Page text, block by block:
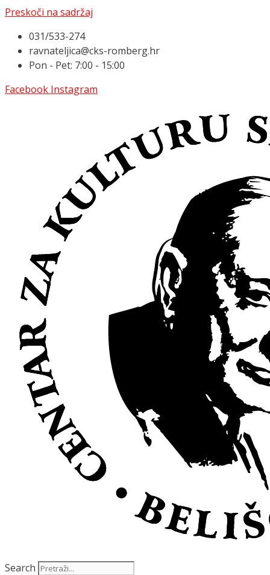
Preskoči na sadržaj
031/533-274
ravnateljica@cks-romberg.hr
Pon - Pet: 7:00 - 15:00
Facebook Instagram
Search